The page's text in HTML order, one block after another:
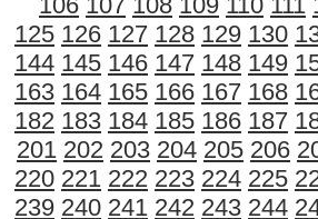
125 126 127 128 129 130
144 145 146 147 148 149
163 164 165 166 167 168
182 183 184 185 186 187
201 202 203 204 205 206
220 221 222 223 224 225
239 240 241 242 243 244